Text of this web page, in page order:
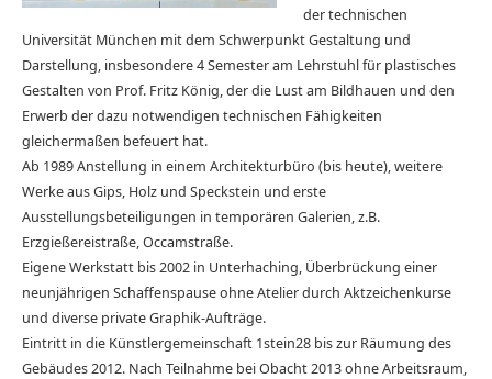
der technischen
Universität München mit dem Schwerpunkt Gestaltung und
Darstellung, insbesondere 4 Semester am Lehrstuhl für plastisches
Gestalten von Prof. Fritz König, der die Lust am Bildhauen und den
Erwerb der dazu notwendigen technischen Fähigkeiten
gleichermaßen befeuert hat.
Ab 1989 Anstellung in einem Architekturbüro (bis heute), weitere
Werke aus Gips, Holz und Speckstein und erste
Ausstellungsbeteiligungen in temporären Galerien, z.B.
Erzgießereistraße, Occamstraße.
Eigene Werkstatt bis 2002 in Unterhaching, Überbrückung einer
neunjährigen Schaffenspause ohne Atelier durch Aktzeichenkurse
und diverse private Graphik-Aufträge.
Eintritt in die Künstlergemeinschaft 1stein28 bis zur Räumung des
Gebäudes 2012. Nach Teilnahme bei Obacht 2013 ohne Arbeitsraum,